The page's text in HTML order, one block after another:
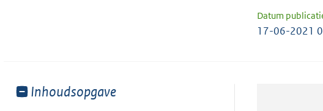
Datum
17-06-2021
Toon
Inhoudsopgave